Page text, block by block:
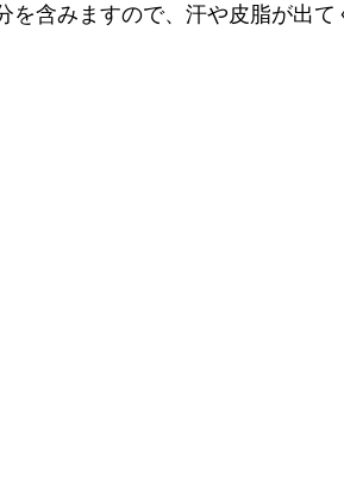
を含みますので、汗や皮脂が出て